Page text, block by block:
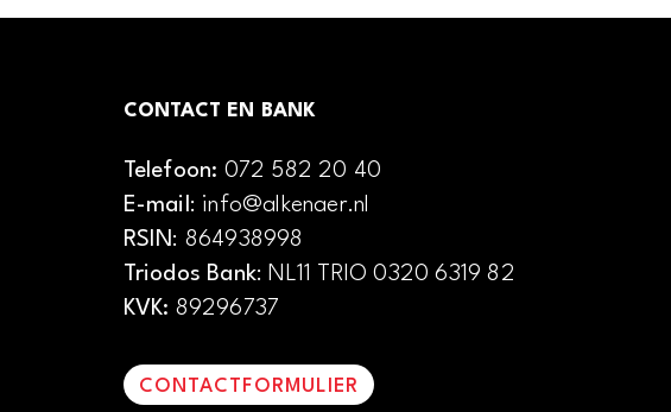
CONTACT EN BANK
Telefoon: 072 582 20 40
E-mail: info@alkenaer.nl
RSIN: 864938998
Triodos Bank: NL11 TRIO 0320 6319 82
KVK: 89296737
CONTACTFORMULIER